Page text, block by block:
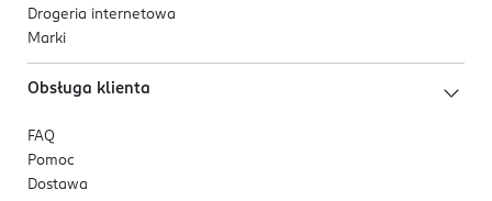
Drogeria internetowa
Marki
Obsługa klienta
FAQ
Pomoc
Dostawa